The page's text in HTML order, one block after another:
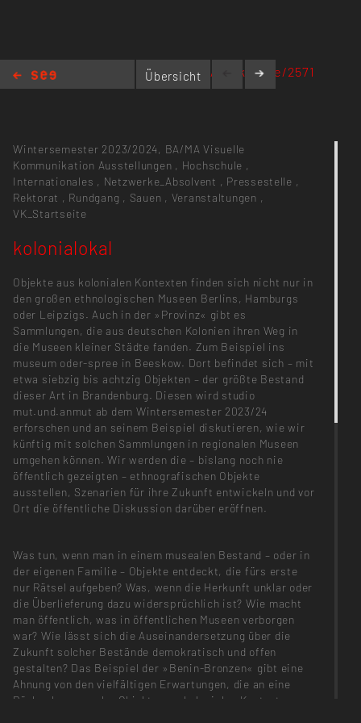
Übersicht
https://kh-berlin.incom.org/workspace/2571
Wintersemester 2023/2024, BA/MA Visuelle
Kommunikation Ausstellungen , Hochschule ,
Internationales , Netzwerke_Absolvent , Pressestelle ,
Rektorat , Rundgang , Sauen , Veranstaltungen ,
VK_Startseite
kolonialokal
Objekte aus kolonialen Kontexten finden sich nicht nur in
den großen ethnologischen Museen Berlins, Hamburgs
oder Leipzigs. Auch in der »Provinz« gibt es
Sammlungen, die aus deutschen Kolonien ihren Weg in
die Museen kleiner Städte fanden. Zum Beispiel ins
museum oder-spree in Beeskow. Dort befindet sich – mit
etwa siebzig bis achtzig Objekten – der größte Bestand
dieser Art in Brandenburg. Diesen wird studio
mut.und.anmut ab dem Wintersemester 2023/24
erforschen und an seinem Beispiel diskutieren, wie wir
künftig mit solchen Sammlungen in regionalen Museen
umgehen können. Wir werden die – bislang noch nie
öffentlich gezeigten – ethnografischen Objekte
ausstellen, Szenarien für ihre Zukunft entwickeln und vor
Ort die öffentliche Diskussion darüber eröffnen.
Was tun, wenn man in einem musealen Bestand – oder in
der eigenen Familie – Objekte entdeckt, die fürs erste
nur Rätsel aufgeben? Was, wenn die Herkunft unklar oder
die Überlieferung dazu widersprüchlich ist? Wie macht
man öffentlich, was in öffentlichen Museen verborgen
war? Wie lässt sich die Auseinandersetzung über die
Zukunft solcher Bestände demokratisch und offen
gestalten? Das Beispiel der »Benin-Bronzen« gibt eine
Ahnung von den vielfältigen Erwartungen, die an eine
Rückgabe musealer Objekte aus kolonialen Kontexten